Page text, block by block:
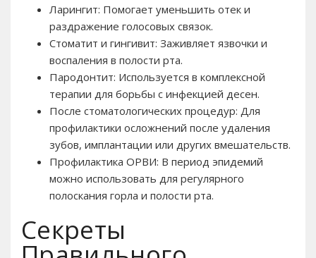
Ларингит: Помогает уменьшить отек и
раздражение голосовых связок.
Стоматит и гингивит: Заживляет язвочки и
воспаления в полости рта.
Пародонтит: Используется в комплексной
терапии для борьбы с инфекцией десен.
После стоматологических процедур: Для
профилактики осложнений после удаления
зубов, имплантации или других вмешательств.
Профилактика ОРВИ: В период эпидемий
можно использовать для регулярного
полоскания горла и полости рта.
Секреты